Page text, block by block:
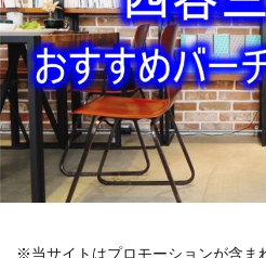
※当サイトはプロモーションが含ま